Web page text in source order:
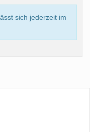
sich jederzeit im